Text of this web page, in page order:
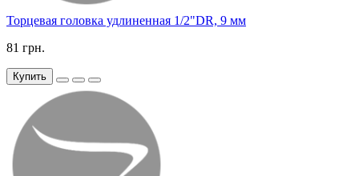
Торцевая головка удлиненная 1/2"DR, 9 мм
81 грн.
Купить